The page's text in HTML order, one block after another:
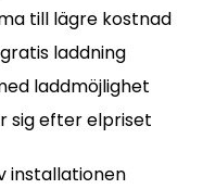
till lägre kostnad
laddning
laddmöjlighet
sig efter elpriset
installationen